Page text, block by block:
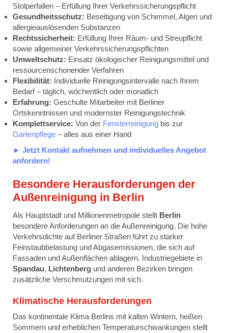
Stolperfallen – Erfüllung Ihrer Verkehrssicherungspflicht
Gesundheitsschutz: Beseitigung von Schimmel, Algen und
allergieauslösenden Substanzen
Rechtssicherheit: Erfüllung Ihrer Räum- und Streupflicht
sowie allgemeiner Verkehrssicherungspflichten
Umweltschutz: Einsatz ökologischer Reinigungsmittel und
ressourcenschonender Verfahren
Flexibilität: Individuelle Reinigungsintervalle nach Ihrem
Bedarf – täglich, wöchentlich oder monatlich
Erfahrung: Geschulte Mitarbeiter mit Berliner
Ortskenntnissen und modernster Reinigungstechnik
Komplettservice: Von der Fensterreinigung bis zur
Gartenpflege – alles aus einer Hand
► Jetzt Kontakt aufnehmen und individuelles Angebot
anfordern!
Besondere Herausforderungen der
Außenreinigung in Berlin
Als Hauptstadt und Millionenmetropole stellt Berlin
besondere Anforderungen an die Außenreinigung. Die hohe
Verkehrsdichte auf Berliner Straßen führt zu starker
Feinstaubbelastung und Abgasemissionen, die sich auf
Fassaden und Außenflächen ablagern. Industriegebiete in
Spandau, Lichtenberg und anderen Bezirken bringen
zusätzliche Verschmutzungen mit sich.
Klimatische Herausforderungen
Das kontinentale Klima Berlins mit kalten Wintern, heißen
Sommern und erheblichen Temperaturschwankungen stellt